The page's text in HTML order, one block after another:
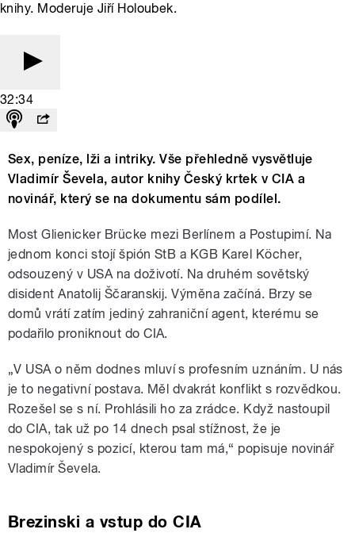
knihy. Moderuje Jiří Holoubek.
32:34
Sex, peníze, lži a intriky. Vše přehledně vysvětluje
Vladimír Ševela, autor knihy Český krtek v CIA a
novinář, který se na dokumentu sám podílel.
Most Glienicker Brücke mezi Berlínem a Postupimí. Na
jednom konci stojí špión StB a KGB Karel Köcher,
odsouzený v USA na doživotí. Na druhém sovětský
disident Anatolij Ščaranskij. Výměna začíná. Brzy se
domů vrátí zatím jediný zahraniční agent, kterému se
podařilo proniknout do CIA.
„V USA o něm dodnes mluví s profesním uznáním. U nás
je to negativní postava. Měl dvakrát konflikt s rozvědkou.
Rozešel se s ní. Prohlásili ho za zrádce. Když nastoupil
do CIA, tak už po 14 dnech psal stížnost, že je
nespokojený s pozicí, kterou tam má,“ popisuje novinář
Vladimír Ševela.
Brezinski a vstup do CIA